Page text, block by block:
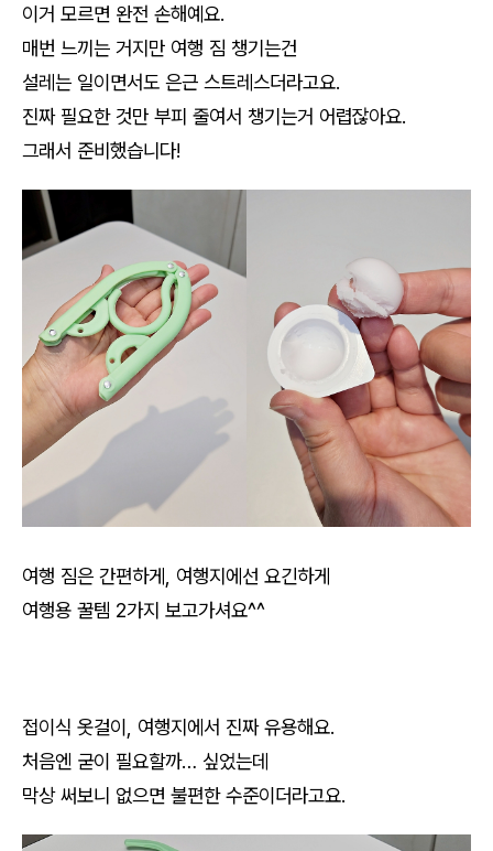
이거 모르면 완전 손해예요.
매번 느끼는 거지만 여행 짐 챙기는건
설레는 일이면서도 은근 스트레스더라고요.
진짜 필요한 것만 부피 줄여서 챙기는거 어렵잖아요.
그래서 준비했습니다!
여행 짐은 간편하게, 여행지에선 요긴하게
여행용 꿀템 2가지 보고가셔요^^
접이식 옷걸이, 여행지에서 진짜 유용해요.
처음엔 굳이 필요할까… 싶었는데
막상 써보니 없으면 불편한 수준이더라고요.